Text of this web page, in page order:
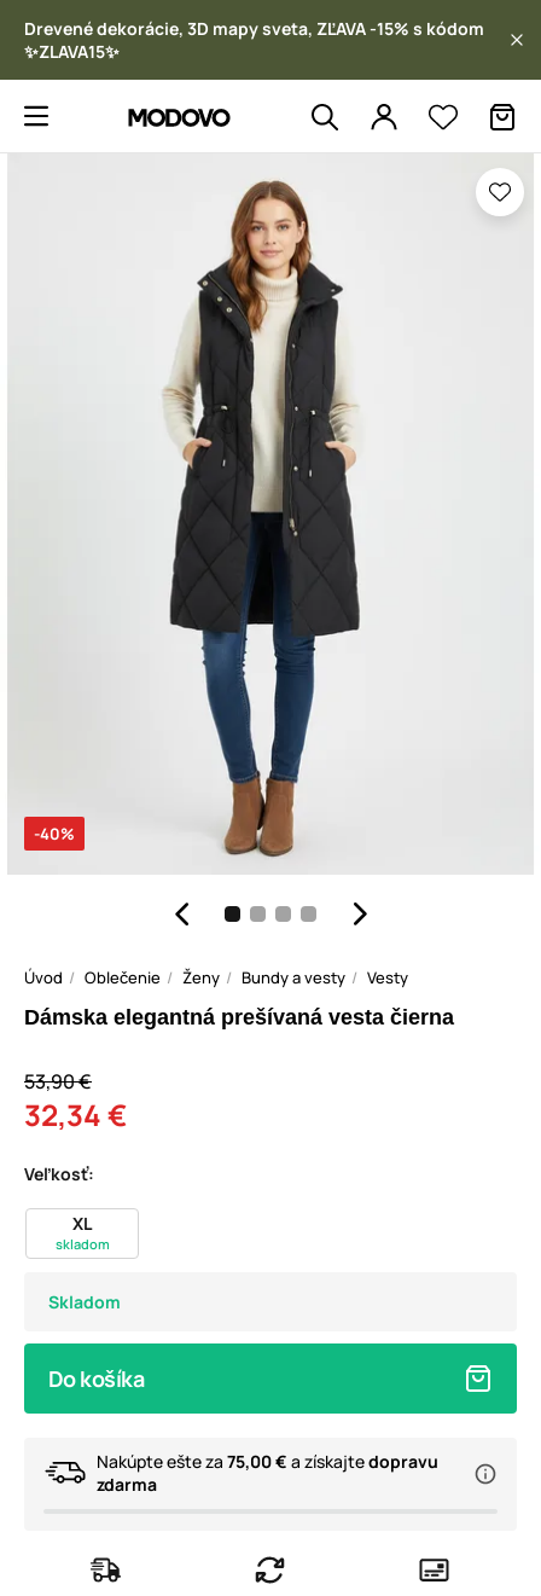
Drevené dekorácie, 3D mapy sveta, ZĽAVA -15% s kódom
✨ZLAVA15✨
-40%
Úvod Oblečenie Ženy Bundy a vesty Vesty
Dámska elegantná prešívaná vesta čierna
53,90 €
32,34 €
Veľkosť:
XL
skladom
Skladom
Do košíka
Nakúpte ešte za 75,00 € a získajtedopravu
zdarma